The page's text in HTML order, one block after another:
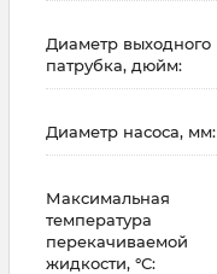
Диаметр выходного
патрубка, дюйм:
Диаметр насоса, мм:
Максимальная
температура
перекачиваемой
жидкости, °С: